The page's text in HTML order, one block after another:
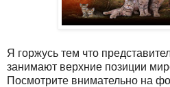
Я горжусь тем что
занимают верхние позиции
Посмотрите внимательно на